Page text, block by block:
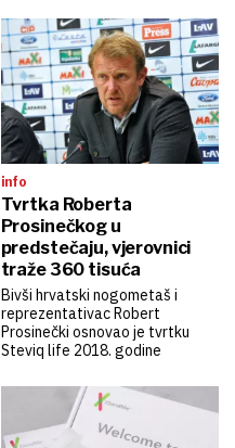
info
Tvrtka Roberta
Prosinečkog u
predstečaju, vjerovnici
traže 360 tisuća
Bivši hrvatski nogometaš i
reprezentativac Robert
Prosinečki osnovao je tvrtku
Steviq life 2018. godine